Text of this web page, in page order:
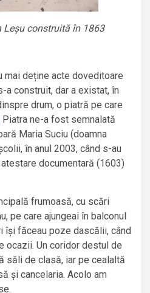
Leșu construită în 1863
mai deține acte doveditoare
a construit, dar a existat, în
drum, o piatră pe care
Piatra ne-a fost semnalată
Maria Suciu (doamna
în anul 2003, când s-au
documentară (1603)
frumoasă, cu scări
pe care ajungeai în balconul
își făceau poze dascălii, când
ocazii. Un coridor destul de
săli de clasă, iar pe cealaltă
și cancelaria. Acolo am